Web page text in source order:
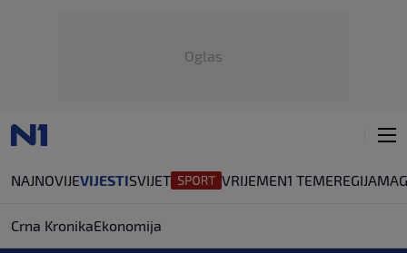
Oglas
NAJNOVIJEVIJESTISVIJET VRIJEMEN1 TEMEREGIJA
Crna KronikaEkonomija